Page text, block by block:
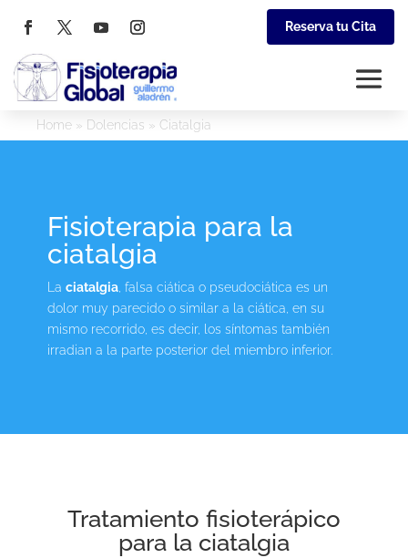
Reserva tu Cita
Home » Dolencias » Ciatalgia
Fisioterapia para la
ciatalgia
La ciatalgia, falsa ciática o pseudociática es un
dolor muy parecido o similar a la ciática, en su
mismo recorrido, es decir, los síntomas también
irradian a la parte posterior del miembro inferior.
Tratamiento fisioterápico
para la ciatalgia